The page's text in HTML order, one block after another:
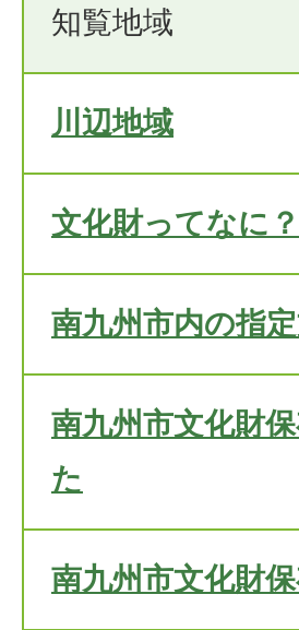
知覧地域
川辺地域
文化財ってなに？
南九州市内の指
南九州市文化財
た
南九州市文化財